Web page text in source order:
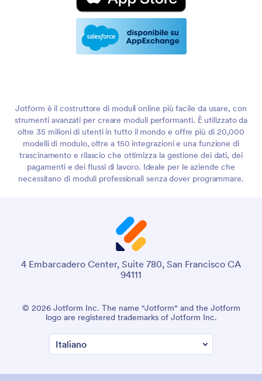
Jotform è il costruttore di moduli online più facile da usare, con
strumenti avanzati per creare moduli performanti. È utilizzato da
oltre 35 milioni di utenti in tutto il mondo e offre più di 20,000
modelli di modulo, oltre a 150 integrazioni e una funzione di
trascinamento e rilascio che ottimizza la gestione dei dati, dei
pagamenti e dei flussi di lavoro. Ideale per le aziende che
necessitano di moduli professionali senza dover programmare.
4 Embarcadero Center, Suite 780, San Francisco CA
94111
© 2026 Jotform Inc. The name "Jotform" and the Jotform
logo are registered trademarks of Jotform Inc.